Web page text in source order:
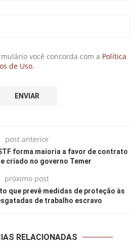
você concorda com a Política
de Uso.
post anterior
forma maioria a favor de contrato
criado no governo Temer
próximo post
que prevê medidas de proteção às
de trabalho escravo
RELACIONADAS